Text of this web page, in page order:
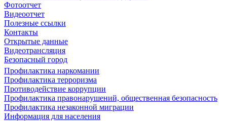
Фотоотчет
Видеоотчет
Полезные ссылки
Контакты
Открытые данные
Видеотрансляция
Безопасный город
Профилактика наркомании
Профилактика терроризма
Противодействие коррупции
Профилактика правонарушений, общественная безопасность
Профилактика незаконной миграции
Информация для населения